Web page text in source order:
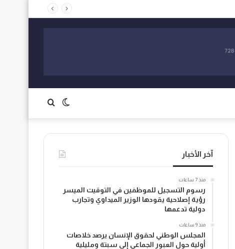
الوضع
المظلم
آخر الأخبار
منذ 7 ساعات
رسوم التسجيل للموظفين في التوقيت الميسر
رؤية إصلاحية يقودها الوزير الميداوي وتجارب
دولية تدعمها
منذ 9 ساعات
المجلس الوطني لحقوق الإنسان يرصد خلاصات
أولية حول العبور الجماعي إلى سبتة ومليلية